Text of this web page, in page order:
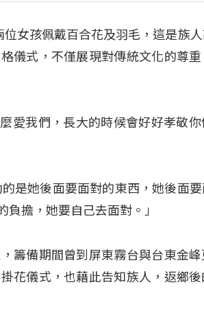
女孩佩戴百合花及羽毛，這是族
儀式，不僅展現對傳統文化的尊
愛我們，長大的時候會好好孝敬
是她後面要面對的東西，她後面
擔，她要自己去面對。」
籌備期間曾到屏東霧台與台東金
花儀式，也藉此告知族人，返鄉